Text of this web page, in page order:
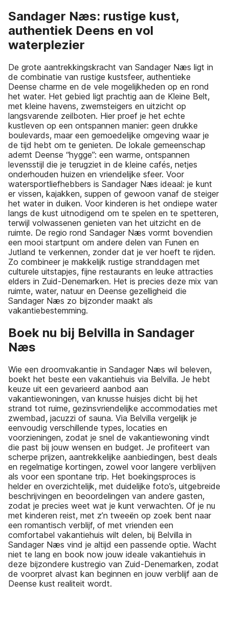
Sandager Næs: rustige kust,
authentiek Deens en vol
waterplezier
De grote aantrekkingskracht van Sandager Næs ligt in
de combinatie van rustige kustsfeer, authentieke
Deense charme en de vele mogelijkheden op en rond
het water. Het gebied ligt prachtig aan de Kleine Belt,
met kleine havens, zwemsteigers en uitzicht op
langsvarende zeilboten. Hier proef je het echte
kustleven op een ontspannen manier: geen drukke
boulevards, maar een gemoedelijke omgeving waar je
de tijd hebt om te genieten. De lokale gemeenschap
ademt Deense “hygge”: een warme, ontspannen
levensstijl die je terugziet in de kleine cafés, netjes
onderhouden huizen en vriendelijke sfeer. Voor
watersportliefhebbers is Sandager Næs ideaal: je kunt
er vissen, kajakken, suppen of gewoon vanaf de steiger
het water in duiken. Voor kinderen is het ondiepe water
langs de kust uitnodigend om te spelen en te spetteren,
terwijl volwassenen genieten van het uitzicht en de
ruimte. De regio rond Sandager Næs vormt bovendien
een mooi startpunt om andere delen van Funen en
Jutland te verkennen, zonder dat je ver hoeft te rijden.
Zo combineer je makkelijk rustige stranddagen met
culturele uitstapjes, fijne restaurants en leuke attracties
elders in Zuid-Denemarken. Het is precies deze mix van
ruimte, water, natuur en Deense gezelligheid die
Sandager Næs zo bijzonder maakt als
vakantiebestemming.
Boek nu bij Belvilla in Sandager
Næs
Wie een droomvakantie in Sandager Næs wil beleven,
boekt het beste een vakantiehuis via Belvilla. Je hebt
keuze uit een gevarieerd aanbod aan
vakantiewoningen, van knusse huisjes dicht bij het
strand tot ruime, gezinsvriendelijke accommodaties met
zwembad, jacuzzi of sauna. Via Belvilla vergelijk je
eenvoudig verschillende types, locaties en
voorzieningen, zodat je snel de vakantiewoning vindt
die past bij jouw wensen en budget. Je profiteert van
scherpe prijzen, aantrekkelijke aanbiedingen, best deals
en regelmatige kortingen, zowel voor langere verblijven
als voor een spontane trip. Het boekingsproces is
helder en overzichtelijk, met duidelijke foto’s, uitgebreide
beschrijvingen en beoordelingen van andere gasten,
zodat je precies weet wat je kunt verwachten. Of je nu
met kinderen reist, met z’n tweeën op zoek bent naar
een romantisch verblijf, of met vrienden een
comfortabel vakantiehuis wilt delen, bij Belvilla in
Sandager Næs vind je altijd een passende optie. Wacht
niet te lang en book now jouw ideale vakantiehuis in
deze bijzondere kustregio van Zuid-Denemarken, zodat
de voorpret alvast kan beginnen en jouw verblijf aan de
Deense kust realiteit wordt.